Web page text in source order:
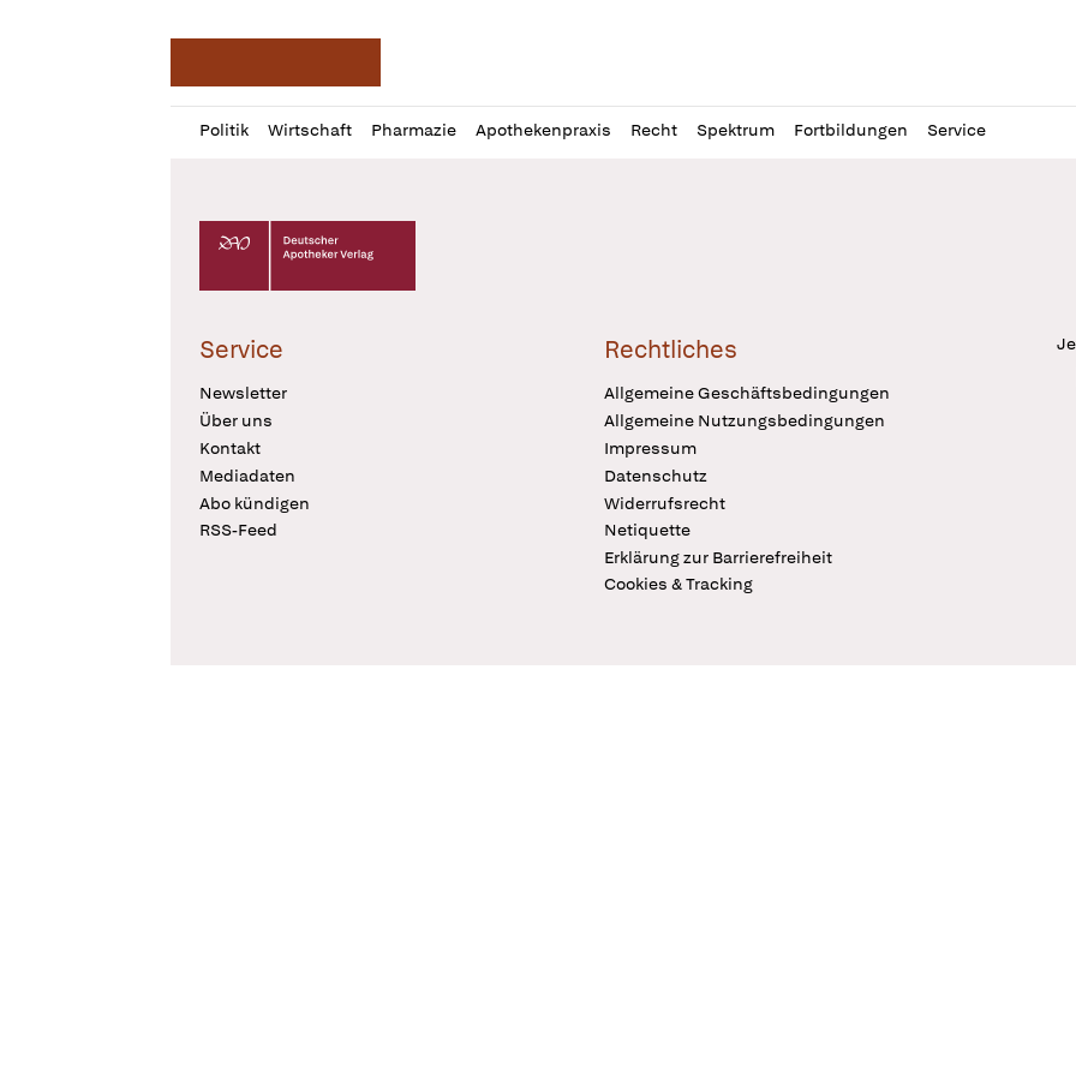
Politik Wirtschaft Pharmazie Apothekenpraxis Recht Spektrum Fortbildungen Service
Profil
öffnen
Daz
Pur
Deutscher Apotheker Verlag Logo
Service
Newsletter
Über uns
Kontakt
Mediadaten
Abo kündigen
RSS-Feed
Rechtliches
Allgemeine Geschäftsbedingungen
Allgemeine Nutzungsbedingungen
Impressum
Datenschutz
Widerrufsrecht
Netiquette
Erklärung zur Barrierefreiheit
Cookies & Tracking